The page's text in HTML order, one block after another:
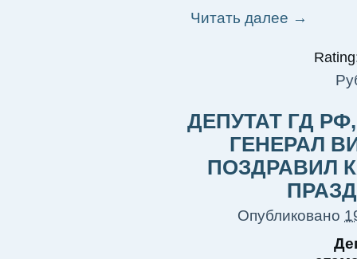
Читать далее →
ДЕПУТАТ ГД
ГЕНЕРАЛ
ПОЗДРАВИЛ
Опубликовано